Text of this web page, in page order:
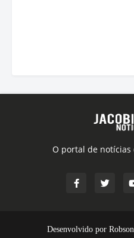
O portal de notícias
Desenvolvido por